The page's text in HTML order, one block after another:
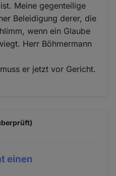
Meine gegenteilige
Beleidigung derer, die
wenn ein Glaube
Herr Böhmermann
er jetzt vor Gericht.
einen